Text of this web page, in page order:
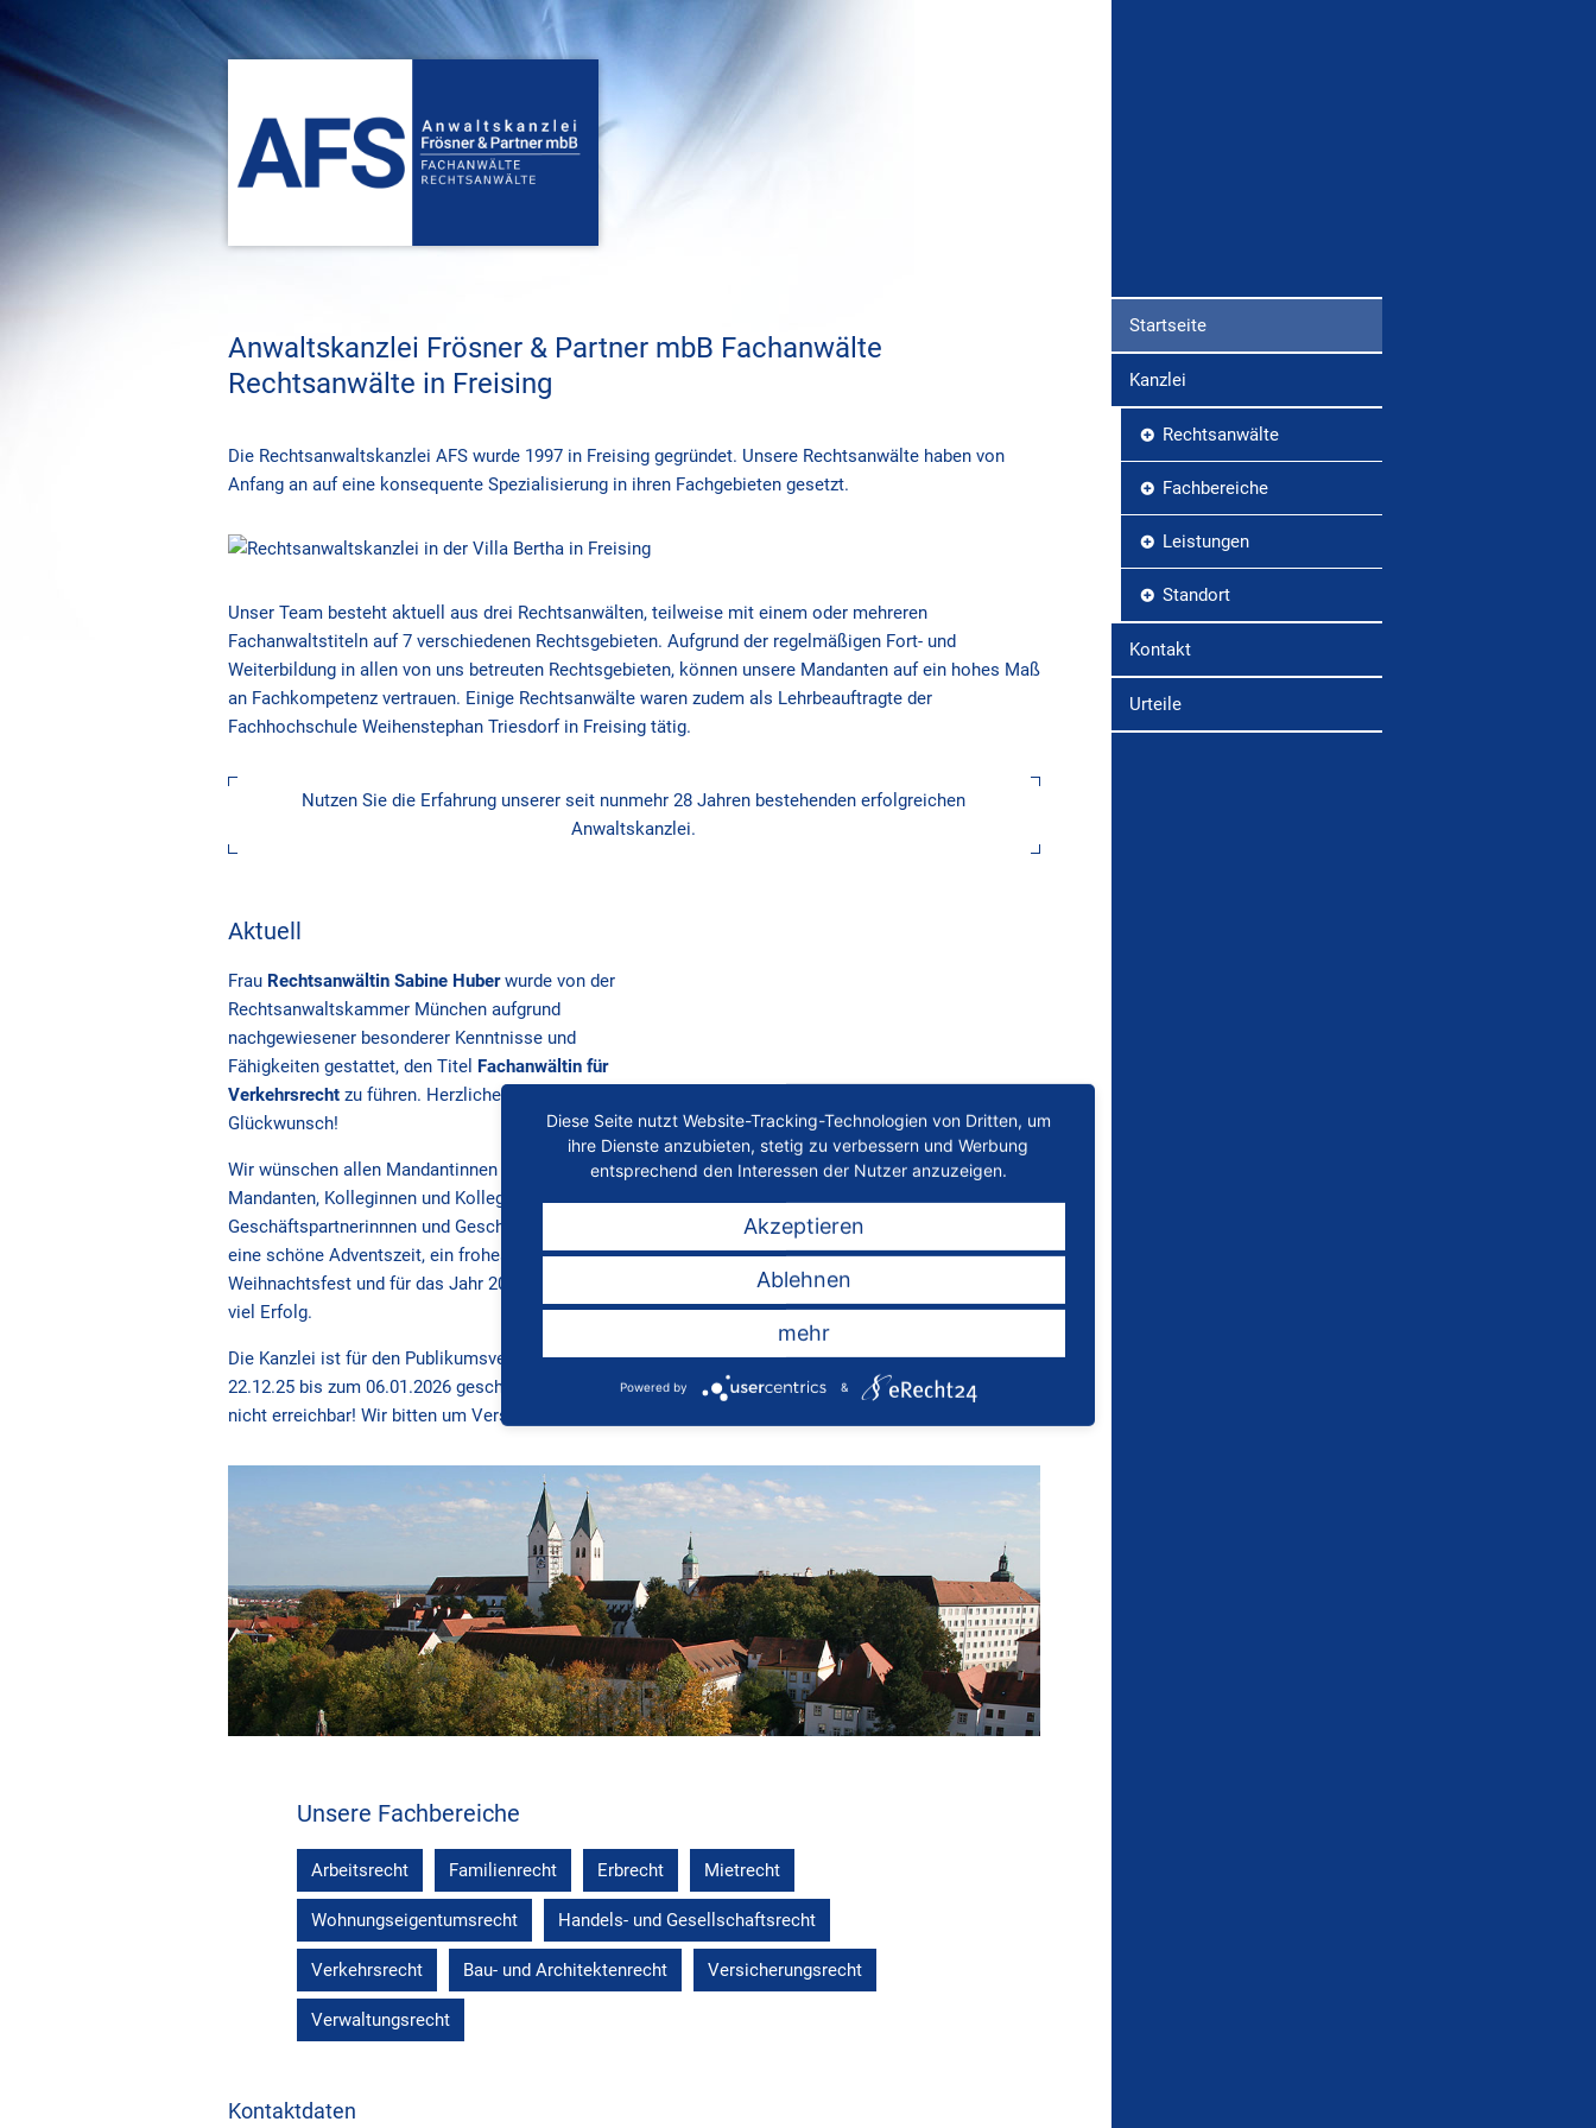
Anwaltskanzlei Frösner & Partner mbB Fachanwälte
Rechtsanwälte in Freising
Die Rechtsanwaltskanzlei AFS wurde 1997 in Freising gegründet. Unsere Rechtsanwälte haben von
Anfang an auf eine konsequente Spezialisierung in ihren Fachgebieten gesetzt.
Unser Team besteht aktuell aus drei Rechtsanwälten, teilweise mit einem oder mehreren
Fachanwaltstiteln auf 7 verschiedenen Rechtsgebieten. Aufgrund der regelmäßigen Fort- und
Weiterbildung in allen von uns betreuten Rechtsgebieten, können unsere Mandanten auf ein hohes Maß
an Fachkompetenz vertrauen. Einige Rechtsanwälte waren zudem als Lehrbeauftragte der
Fachhochschule Weihenstephan Triesdorf in Freising tätig.
Nutzen Sie die Erfahrung unserer seit nunmehr 28 Jahren bestehenden erfolgreichen
Anwaltskanzlei.
Aktuell
Frau Rechtsanwältin Sabine Huberwurde von der
Rechtsanwaltskammer München aufgrund
nachgewiesener besonderer Kenntnisse und
Fähigkeiten gestattet, den Titel Fachanwältin für
Verkehrsrecht zu führen. Herzlichen
Glückwunsch!
Wir wünschen allen Mandantinnen und
Mandanten, Kolleginnen und Kollegen sowie
Geschäftspartnerinnnen und Geschäftspartnern
eine schöne Adventszeit, ein frohes
Weihnachtsfest und für das Jahr 2026 Glück und
viel Erfolg.
Die Kanzlei ist für den Publikumsverkehr vom
22.12.25 bis zum 06.01.2026 geschlossen und
nicht erreichbar! Wir bitten um Verständnis!
Unsere Fachbereiche
Arbeitsrecht Familienrecht Erbrecht Mietrecht
Wohnungseigentumsrecht Handels- und Gesellschaftsrecht
Verkehrsrecht Bau- und Architektenrecht Versicherungsrecht
Verwaltungsrecht
Kontaktdaten
Startseite
Kanzlei
Rechtsanwälte
Fachbereiche
Leistungen
Standort
Kontakt
Urteile
Diese Seite nutzt Website-Tracking-Technologien von Dritten, um
ihre Dienste anzubieten, stetig zu verbessern und Werbung
entsprechend den Interessen der Nutzer anzuzeigen.
Akzeptieren
Ablehnen
mehr
Powered by &